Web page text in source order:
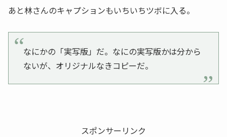
あと林さんのキャプションもいちいちツボに入る。
なにかの「実写版」だ。なにの実写版かは分から
ないが、オリジナルなきコピーだ。
スポンサーリンク